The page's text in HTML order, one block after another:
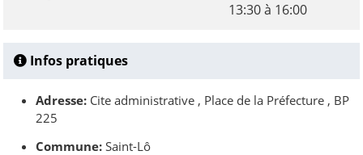
13:30 à 16:00
Infos pratiques
Adresse: Cite administrative , Place de la Préfecture , BP
225
Commune: Saint-Lô